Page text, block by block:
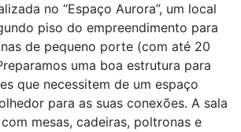
no “Espaço Aurora”, um local
piso do empreendimento para
de pequeno porte (com até 20
uma boa estrutura para
que necessitem de um espaço
para as suas conexões. A sala
mesas, cadeiras, poltronas e